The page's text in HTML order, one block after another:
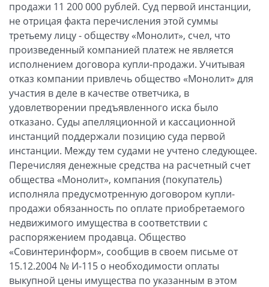
продажи 11 200 000 рублей. Суд первой инстанции,
не отрицая факта перечисления этой суммы
третьему лицу - обществу «Монолит», счел, что
произведенный компанией платеж не является
исполнением договора купли-продажи. Учитывая
отказ компании привлечь общество «Монолит» для
участия в деле в качестве ответчика, в
удовлетворении предъявленного иска было
отказано. Суды апелляционной и кассационной
инстанций поддержали позицию суда первой
инстанции. Между тем судами не учтено следующее.
Перечисляя денежные средства на расчетный счет
общества «Монолит», компания (покупатель)
исполняла предусмотренную договором купли-
продажи обязанность по оплате приобретаемого
недвижимого имущества в соответствии с
распоряжением продавца. Общество
«Совинтеринформ», сообщив в своем письме от
15.12.2004 № И-115 о необходимости оплаты
выкупной цены имущества по указанным в этом